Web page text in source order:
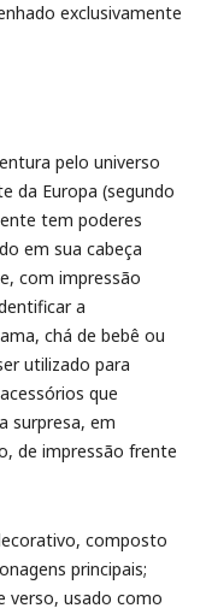
exclusivamente
pelo universo
da Europa (segundo
tem poderes
em sua cabeça
com impressão
a
chá de bebê ou
utilizado para
que
surpresa, em
de impressão frente
composto
principais;
verso, usado como